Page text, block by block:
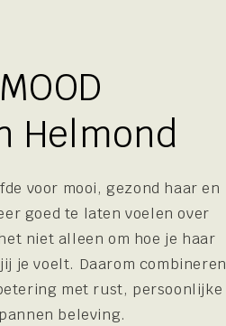
Helmond
voor mooi, gezond haar en
goed te laten voelen over
niet alleen om hoe je haar
je voelt. Daarom combineren
met rust, persoonlijke
beleving.